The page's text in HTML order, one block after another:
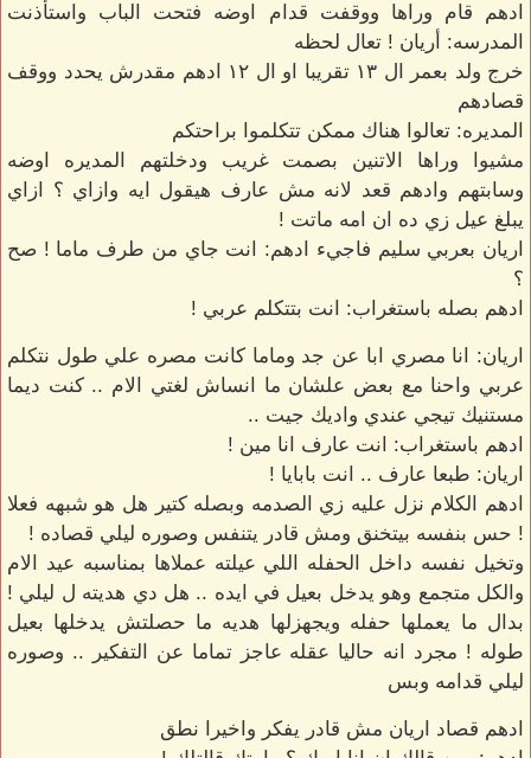
ادهم قام وراها ووقفت قدام اوضه فتحت الباب واستأذنت
المدرسه: أريان ! تعال لحظه
خرج ولد بعمر ال ١٣ تقريبا او ال ١٢ ادهم مقدرش يحدد ووقف
قصادهم
المديره: تعالوا هناك ممكن تتكلموا براحتكم
مشيوا وراها الاتنين بصمت غريب ودخلتهم المديره اوضه
وسابتهم وادهم قعد لانه مش عارف هيقول ايه وازاي ؟ ازاي
يبلغ عيل زي ده ان امه ماتت !
اريان بعربي سليم فاجيء ادهم: انت جاي من طرف ماما ! صح
؟
ادهم بصله باستغراب: انت بتتكلم عربي !
اريان: انا مصري ابا عن جد وماما كانت مصره علي طول نتكلم
عربي واحنا مع بعض علشان ما انساش لغتي الام .. كنت ديما
مستنيك تيجي عندي واديك جيت ..
ادهم باستغراب: انت عارف انا مين !
اريان: طبعا عارف .. انت بابايا !
ادهم الكلام نزل عليه زي الصدمه وبصله كتير هل هو شبهه فعلا
! حس بنفسه بيتخنق ومش قادر يتنفس وصوره ليلي قصاده !
وتخيل نفسه داخل الحفله اللي عيلته عملاها بمناسبه عيد الام
والكل متجمع وهو يدخل بعيل في ايده .. هل دي هديته ل ليلي !
بدال ما يعملها حفله ويجهزلها هديه ما حصلتش يدخلها بعيل
طوله ! مجرد انه حاليا عقله عاجز تماما عن التفكير .. وصوره
ليلي قدامه وبس
ادهم قصاد اريان مش قادر يفكر واخيرا نطق